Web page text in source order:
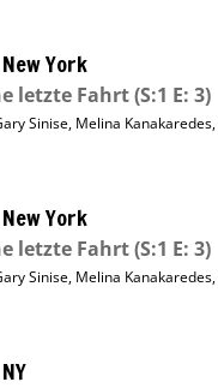
York
letzte Fahrt(S:1 E: 3)
Sinise, Melina Kanakaredes,
York
letzte Fahrt(S:1 E: 3)
Sinise, Melina Kanakaredes,